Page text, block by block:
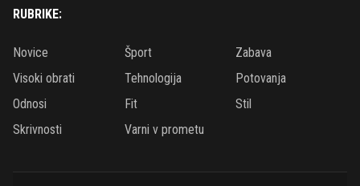
RUBRIKE:
Novice Šport
Zabava
Visoki obrati
Tehnologija
Potovanja
Odnosi
Fit
Stil
Skrivnosti
Varni v prometu